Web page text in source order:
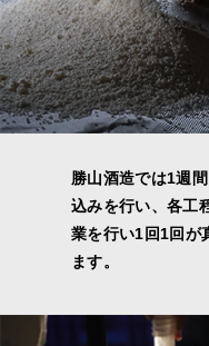
勝山酒造では1週
込みを行い、各工
業を行い1回1回が
ます。